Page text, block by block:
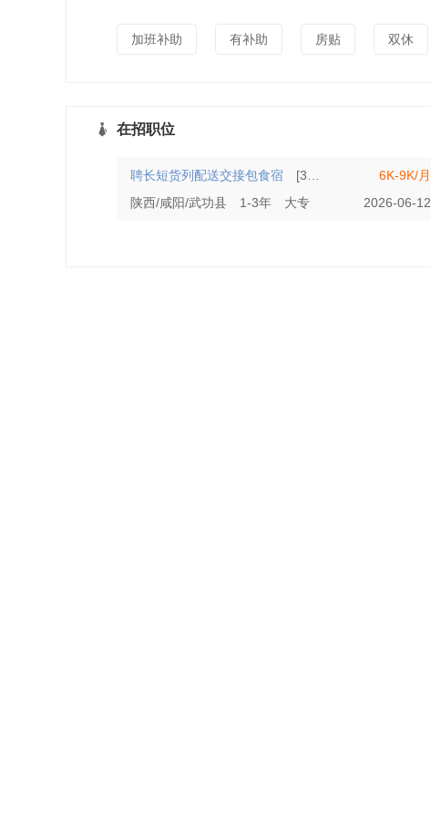
加班补助 有补助 房贴 双休
在招职位
聘长短货列配送交接包食宿 [30人]
6K-9K/月
陕西/咸阳/武功县
1-3年 大专 2026-06-12